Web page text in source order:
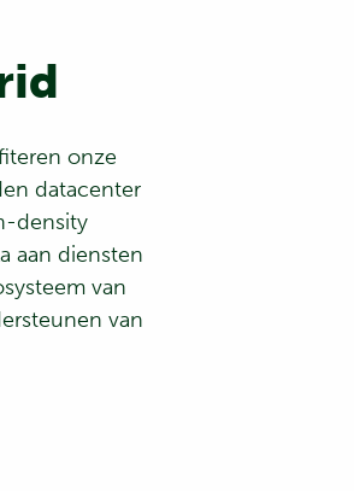
onze
datacenter
density
aan diensten
van
van